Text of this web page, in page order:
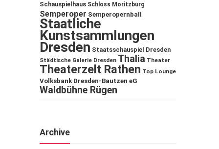
Schauspielhaus Schloss Moritzburg
Semperoper Semperopernball
Staatliche
Kunstsammlungen
Dresden Staatsschauspiel Dresden
Städtische Galerie Dresden Thalia Theater
Theaterzelt Rathen Top Lounge
Volksbank Dresden-Bautzen eG
Waldbühne Rügen
Archive